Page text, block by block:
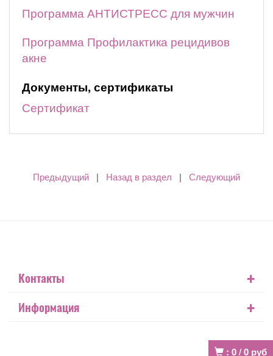
: 0/0 руб
Программа АНТИСТРЕСС для мужчин
Программа Профилактика рецидивов
акне
Документы, сертификаты
Сертификат
Предыдущий | Назад в раздел | Следующий
Контакты +
Информация +